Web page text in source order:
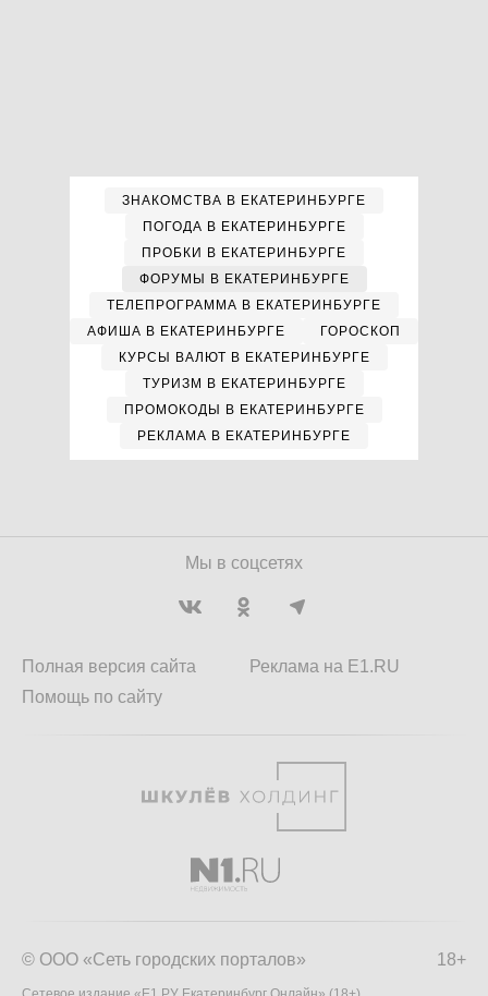
ЗНАКОМСТВА В ЕКАТЕРИНБУРГЕ
ПОГОДА В ЕКАТЕРИНБУРГЕ
ПРОБКИ В ЕКАТЕРИНБУРГЕ
ФОРУМЫ В ЕКАТЕРИНБУРГЕ
ТЕЛЕПРОГРАММА В ЕКАТЕРИНБУРГЕ
АФИША В ЕКАТЕРИНБУРГЕ
ГОРОСКОП
КУРСЫ ВАЛЮТ В ЕКАТЕРИНБУРГЕ
ТУРИЗМ В ЕКАТЕРИНБУРГЕ
ПРОМОКОДЫ В ЕКАТЕРИНБУРГЕ
РЕКЛАМА В ЕКАТЕРИНБУРГЕ
Мы в соцсетях
Полная версия сайта
Помощь по сайту
Реклама на E1.RU
18+
© ООО «Сеть городских порталов»